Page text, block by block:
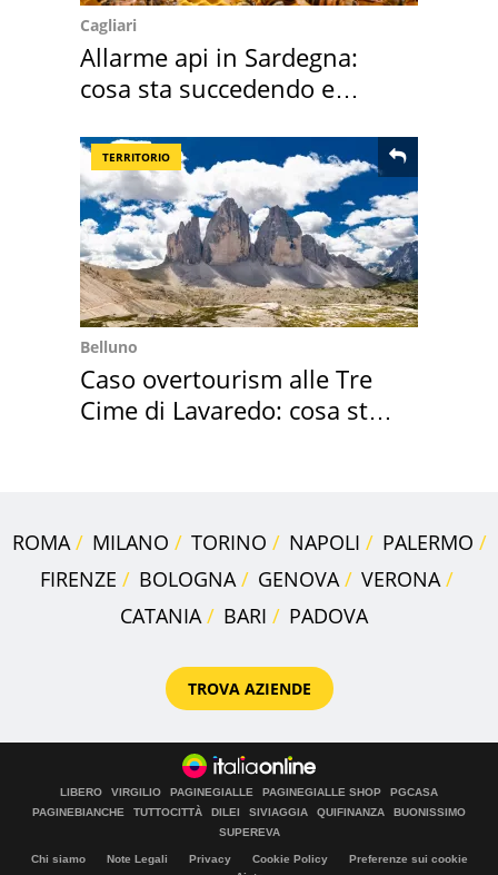
Cagliari
Allarme api in Sardegna:
cosa sta succedendo e
TERRITORIO
Belluno
Caso overtourism alle Tre
Cime di Lavaredo: cosa sta
ROMA MILANO TORINO NAPOLI
PALERMO
FIRENZE
BOLOGNA GENOVA
VERONA
CATANIA
BARI PADOVA
TROVA AZIENDE
LIBERO VIRGILIO PAGINEGIALLE PAGINEGIALLE SHOP
PGCASA
PAGINEBIANCHE
TUTTOCITTÀ DILEI SIVIAGGIA QUIFINANZA
BUONISSIMO
SUPEREVA
Chi siamo Note Legali Privacy Cookie Policy
Preferenze sui cookie